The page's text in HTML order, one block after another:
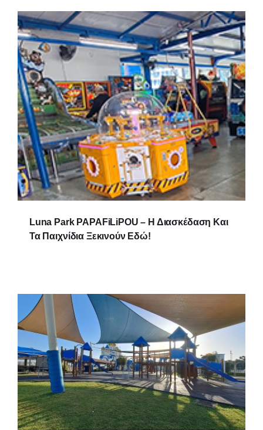
Luna Park PAPAFiLiPOU – Η Διασκέδαση Και
Τα Παιχνίδια Ξεκινούν Εδώ!